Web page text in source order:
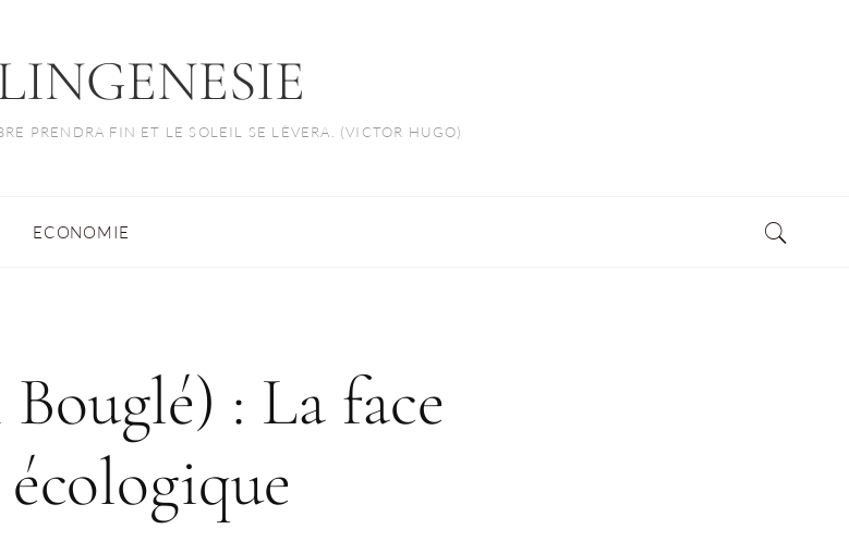
PRENDRA FIN ET LE SOLEIL SE LÈVERA. (VICTOR HUGO)
ECONOMIE
: La face